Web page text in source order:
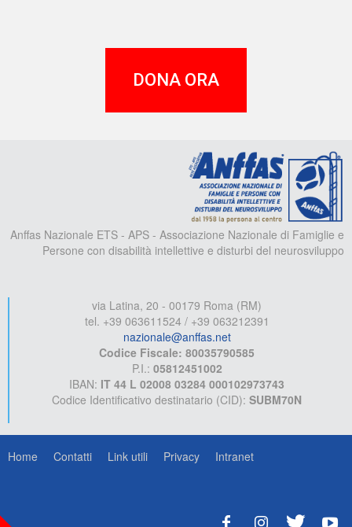
DONA ORA
Anffas Nazionale ETS - APS - Associazione Nazionale di Famiglie e
Persone con disabilità intellettive e disturbi del neurosviluppo
via Latina, 20 - 00179 Roma (RM)
tel. +39 063611524 / +39 063212391
nazionale@anffas.net
Codice Fiscale: 80035790585
P.I.: 05812451002
IBAN: IT 44 L 02008 03284 000102973743
Codice Identificativo destinatario (CID): SUBM70N
Home Contatti Link utili Privacy Intranet